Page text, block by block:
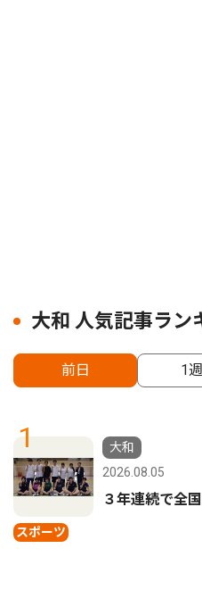
大和 人気記事ラン
前日 1
1
スポーツ
大和
2026.08.05
３年連続で全